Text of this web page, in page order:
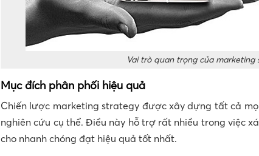
Vai trò quan trọng của marketing
Mục đích phân phối hiệu quả
Chiến lược marketing strategy được xây dựng tất cả
nghiên cứu cụ thể. Điều này hỗ trợ rất nhiều trong việc
cho nhanh chóng đạt hiệu quả tốt nhất.